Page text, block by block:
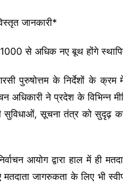
जानकारी*
से अधिक नए बूथ होंगे
पुरुषोत्तम के निर्देशों के
अधिकारी ने प्रदेश के विभिन्न
सुविधाओं, सूचना तंत्र को सुदृढ़
आयोग द्वारा हाल में
जागरुकता के लिए भी